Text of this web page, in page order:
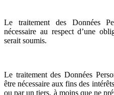
Le traitement des Données
nécessaire au respect d’une
serait soumis.
Le traitement des Données
être nécessaire aux fins des
ou par un tiers, à moins que ne